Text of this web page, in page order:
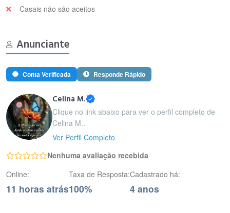
Casais não são aceitos
Anunciante
Conta Verificada Responde Rápido
Celina M.
Clique no link abaixo para ver o perfil completo de
Celina M..
Ver Perfil Completo
Nenhuma avaliação recebida
Online:
11 horas atrás
Taxa de Resposta:
100%
Cadastrado há:
4 anos